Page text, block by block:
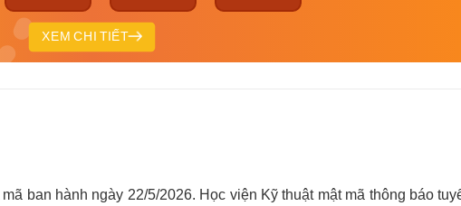
XEM CHI TIẾT
ban hành ngày 22/5/2026. Học viện Kỹ thuật mật mã thông báo